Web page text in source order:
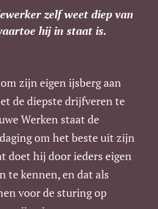
zelf weet diep van
hij in staat is.
zijn eigen ijsberg aan
de diepste drijfveren te
Werken staat de
om het beste uit zijn
doet hij door ieders eigen
te kennen, en dat als
voor de sturing op